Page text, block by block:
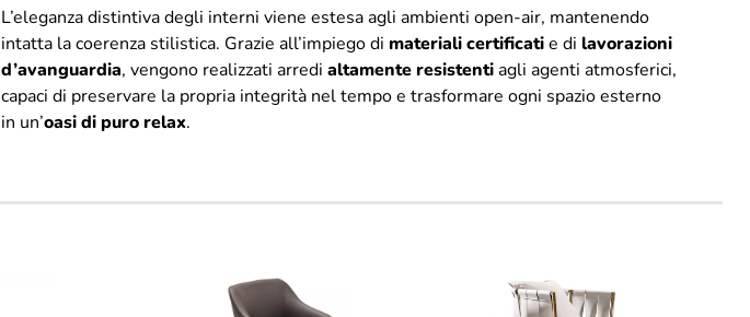
L’eleganza distintiva degli interni viene estesa agli ambienti open-air, mantenendo
intatta la coerenza stilistica. Grazie all’impiego di materialicertificatie di lavorazioni
d’avanguardia, vengono realizzati arredi altamente resistentiagli agenti atmosferici,
capaci di preservare la propria integrità nel tempo e trasformare ogni spazio esterno
in un’oasi di puro relax.